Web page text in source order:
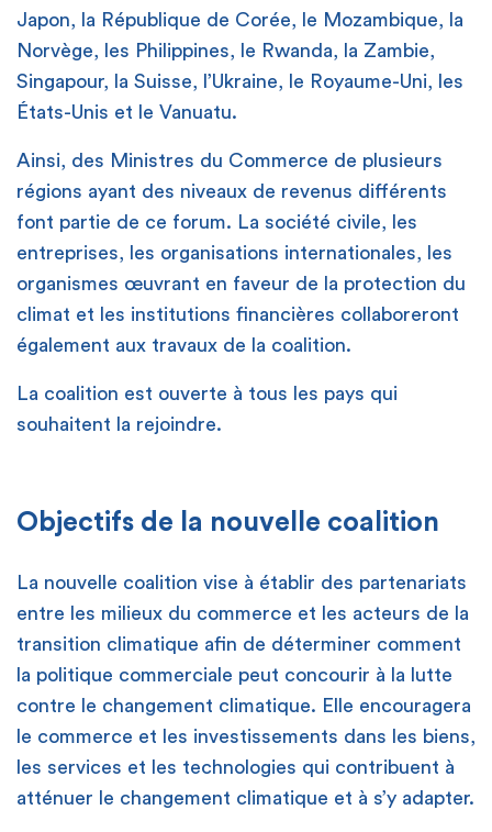
Japon, la République de Corée, le Mozambique, la
Norvège, les Philippines, le Rwanda, la Zambie,
Singapour, la Suisse, l’Ukraine, le Royaume-Uni, les
États-Unis et le Vanuatu.
Ainsi, des Ministres du Commerce de plusieurs
régions ayant des niveaux de revenus différents
font partie de ce forum. La société civile, les
entreprises, les organisations internationales, les
organismes œuvrant en faveur de la protection du
climat et les institutions financières collaboreront
également aux travaux de la coalition.
La coalition est ouverte à tous les pays qui
souhaitent la rejoindre.
Objectifs de la nouvelle coalition
La nouvelle coalition vise à établir des partenariats
entre les milieux du commerce et les acteurs de la
transition climatique afin de déterminer comment
la politique commerciale peut concourir à la lutte
contre le changement climatique. Elle encouragera
le commerce et les investissements dans les biens,
les services et les technologies qui contribuent à
atténuer le changement climatique et à s’y adapter.